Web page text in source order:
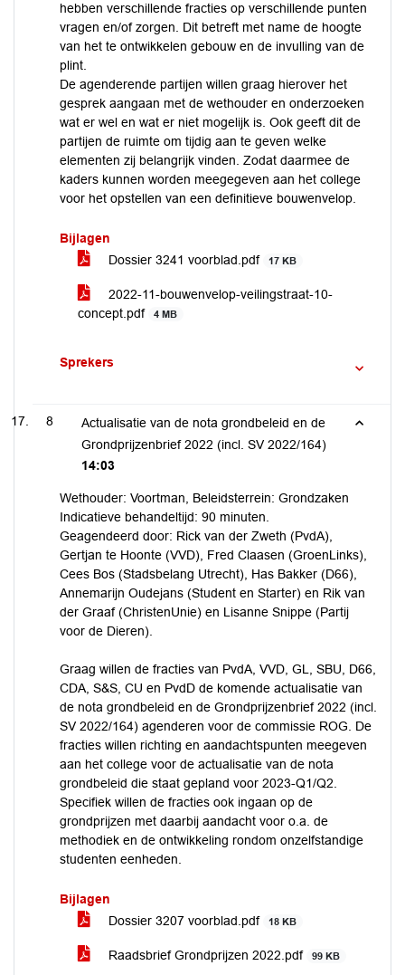
hebben verschillende fracties op verschillende punten
vragen en/of zorgen. Dit betreft met name de hoogte
van het te ontwikkelen gebouw en de invulling van de
plint.
De agenderende partijen willen graag hierover het
gesprek aangaan met de wethouder en onderzoeken
wat er wel en wat er niet mogelijk is. Ook geeft dit de
partijen de ruimte om tijdig aan te geven welke
elementen zij belangrijk vinden. Zodat daarmee de
kaders kunnen worden meegegeven aan het college
voor het opstellen van een definitieve bouwenvelop.
Bijlagen
Dossier 3241 voorblad.pdf
17 KB
2022-11-bouwenvelop-veilingstraat-10-
concept.pdf
4 MB
Sprekers
8
Actualisatie van de nota grondbeleid en de
Grondprijzenbrief 2022 (incl. SV 2022/164)
14:03
Wethouder: Voortman, Beleidsterrein: Grondzaken
Indicatieve behandeltijd: 90 minuten.
Geagendeerd door: Rick van der Zweth (PvdA),
Gertjan te Hoonte (VVD), Fred Claasen (GroenLinks),
Cees Bos (Stadsbelang Utrecht), Has Bakker (D66),
Annemarijn Oudejans (Student en Starter) en Rik van
der Graaf (ChristenUnie) en Lisanne Snippe (Partij
voor de Dieren).
Graag willen de fracties van PvdA, VVD, GL, SBU, D66,
CDA, S&S, CU en PvdD de komende actualisatie van
de nota grondbeleid en de Grondprijzenbrief 2022 (incl.
SV 2022/164) agenderen voor de commissie ROG. De
fracties willen richting en aandachtspunten meegeven
aan het college voor de actualisatie van de nota
grondbeleid die staat gepland voor 2023-Q1/Q2.
Specifiek willen de fracties ook ingaan op de
grondprijzen met daarbij aandacht voor o.a. de
methodiek en de ontwikkeling rondom onzelfstandige
studenten eenheden.
Bijlagen
Dossier 3207 voorblad.pdf
18 KB
Raadsbrief Grondprijzen 2022.pdf 99 KB